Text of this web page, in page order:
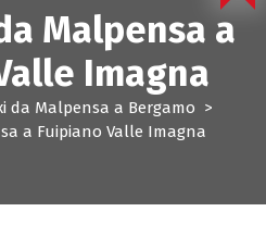
Malpensa a
Imagna
da Malpensa a Bergamo >
a Fuipiano Valle Imagna